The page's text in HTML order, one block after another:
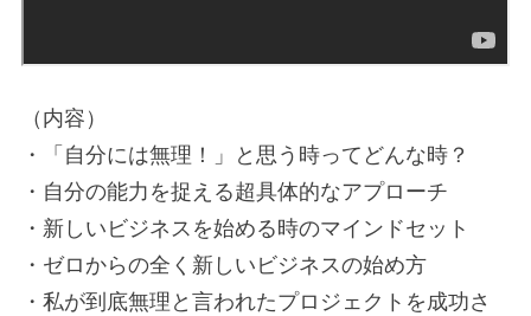
（内容）
・「自分には無理！」と思う時ってどんな時？
・自分の能力を捉える超具体的なアプローチ
・新しいビジネスを始める時のマインドセット
・ゼロからの全く新しいビジネスの始め方
・私が到底無理と言われたプロジェクトを成功さ